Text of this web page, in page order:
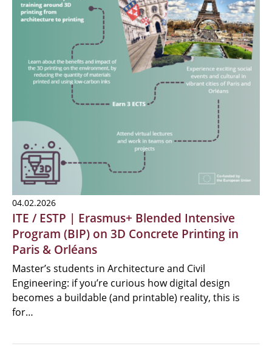
04.02.2026
ITE / ESTP | Erasmus+ Blended Intensive
Program (BIP) on 3D Concrete Printing in
Paris & Orléans
Master’s students in Architecture and Civil
Engineering: if you’re curious how digital design
becomes a buildable (and printable) reality, this is
for…